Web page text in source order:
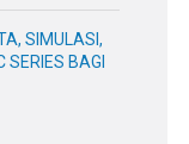
SIMULASI,
BAGI